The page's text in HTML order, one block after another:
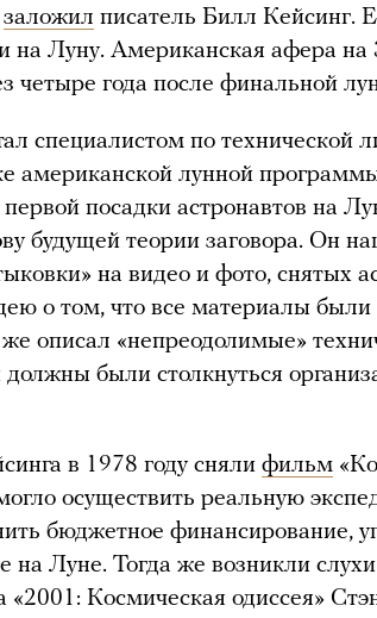
заложил писатель Билл Кейсинг.
на Луну. Американская афера на
четыре года после финальной
специалистом по технической
американской лунной
посадки астронавтов на
будущей теории заговора. Он
на видео и фото, снятых
о том, что все материалы были
описал «непреодолимые»
были столкнуться
в 1978 году сняли фильм
осуществить реальную
бюджетное финансирование,
Луне. Тогда же возникли слухи
Космическая одиссея»